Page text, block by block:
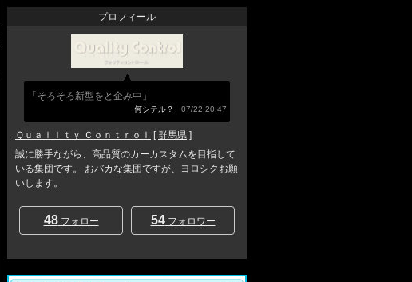
プロフィール
「そろそろ新型をと企み中」
何シテル？ 07/22 20:47
Ｑｕａｌｉｔｙ Ｃｏｎｔｒｏｌ [群馬県 ]
誠に勝手ながら、高品質のカーカスタムを目指して
いる集団です。 おバカな集団ですが、ヨロシクお願
いします。
48フォロー 54フォロワー